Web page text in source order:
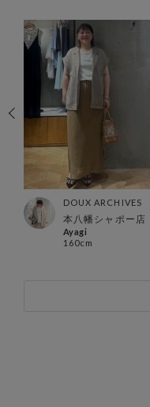
DOUX ARCHIVES
本八幡シャポー店
Ayagi
160cm